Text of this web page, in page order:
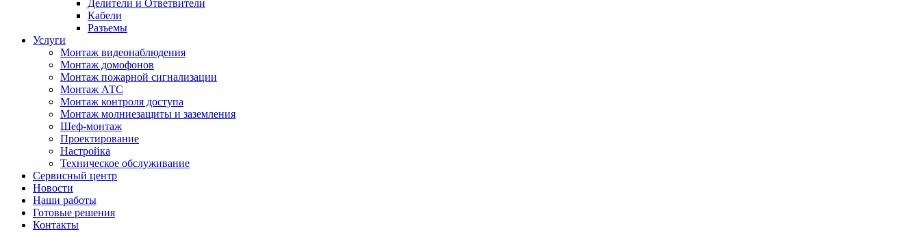
Делители и Ответвители
Кабели
Разъемы
Услуги
Монтаж видеонаблюдения
Монтаж домофонов
Монтаж пожарной сигнализации
Монтаж АТС
Монтаж контроля доступа
Монтаж молниезащиты и заземления
Шеф-монтаж
Проектирование
Настройка
Техническое обслуживание
Сервисный центр
Новости
Наши работы
Готовые решения
Контакты